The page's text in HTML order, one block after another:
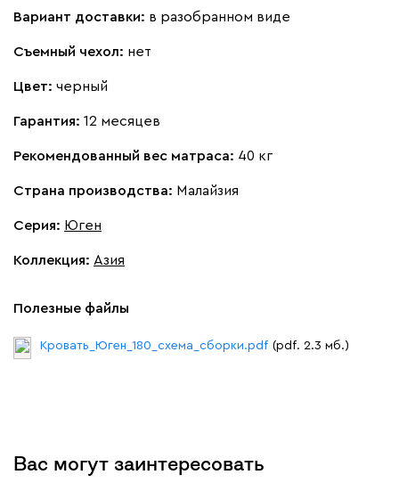
Вариант доставки: в разобранном виде
Съемный чехол: нет
Цвет: черный
Гарантия: 12 месяцев
Рекомендованный вес матраса: 40 кг
Страна производства: Малайзия
Серия: Юген
Коллекция: Азия
Полезные файлы
Кровать_Юген_180_схема_сборки.pdf (pdf. 2.3 мб.)
Вас могут заинтересовать